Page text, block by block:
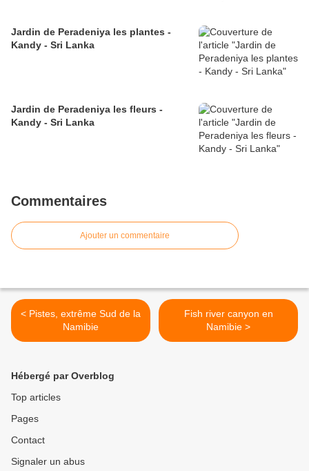
Jardin de Peradeniya les plantes -
Kandy - Sri Lanka
Jardin de Peradeniya les fleurs -
Kandy - Sri Lanka
Commentaires
Ajouter un commentaire
< Pistes, extrême Sud de la
Namibie
Fish river canyon en
Namibie >
Hébergé par Overblog
Top articles
Pages
Contact
Signaler un abus